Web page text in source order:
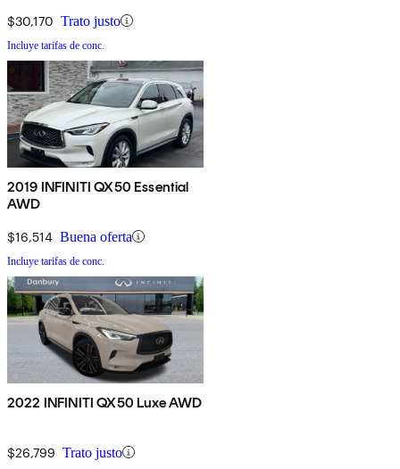
$30,170 Trato justo
Incluye tarifas de conc.
2019 INFINITI QX50 Essential
AWD
$16,514 Buena oferta
Incluye tarifas de conc.
2022 INFINITI QX50 Luxe AWD
$26,799 Trato justo